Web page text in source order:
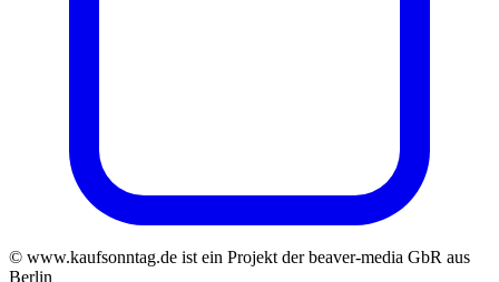
© www.kaufsonntag.de ist ein Projekt der beaver-media GbR aus
Berlin